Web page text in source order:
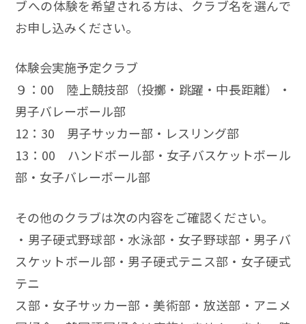
ブへの体験を希望される方は、クラブ名を選んで
お申し込みください。
体験会実施予定クラブ
９：00 陸上競技部（投擲・跳躍・中長距離）・
男子バレーボール部
12：30 男子サッカー部・レスリング部
13：00 ハンドボール部・女子バスケットボール
部・女子バレーボール部
その他のクラブは次の内容をご確認ください。
・男子硬式野球部・水泳部・女子野球部・男子バ
スケットボール部・男子硬式テニス部・女子硬式
テニ
ス部・女子サッカー部・美術部・放送部・アニメ